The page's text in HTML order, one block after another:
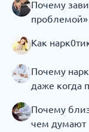
Почему
проблемой»
Как
Почему
даже когда
Почему
чем думают